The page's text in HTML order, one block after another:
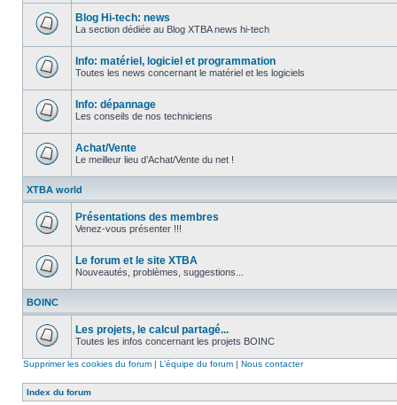
message
non
message
non
Blog Hi-tech: news
La section dédiée au Blog XTBA news hi-tech
message
non
Info: matériel, logiciel et programmation
Toutes les news concernant le matériel et les logiciels
message
non
Info: dépannage
Les conseils de nos techniciens
message
non
lu
Achat/Vente
Le meilleur lieu d’Achat/Vente du net !
XTBA world
message
non
Présentations des membres
Venez-vous présenter !!!
message
lu
Le forum et le site XTBA
Nouveautés, problèmes, suggestions...
BOINC
message
Les projets, le calcul partagé...
Toutes les infos concernant les projets BOINC
Supprimer les cookies du forum | L’équipe du forum | Nous contacter
Index du forum